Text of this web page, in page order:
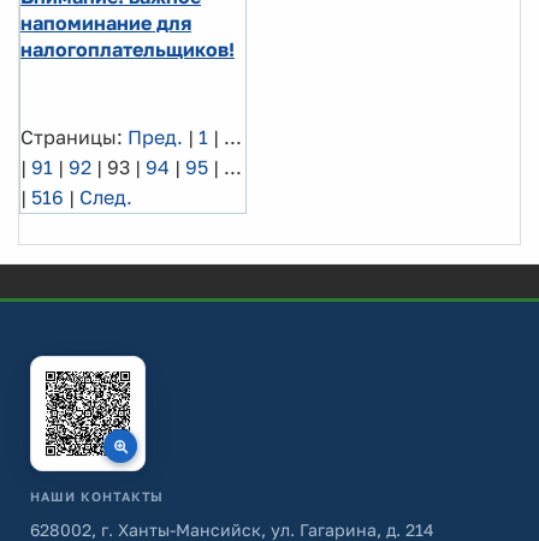
напоминание для
налогоплательщиков!
Страницы: Пред. | 1 | ...
| 91 | 92 | 93 | 94 | 95 | ...
| 516 | След.
НАШИ КОНТАКТЫ
628002, г. Ханты-Мансийск, ул. Гагарина, д. 214